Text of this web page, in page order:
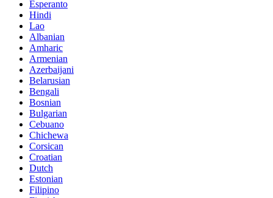
Esperanto
Hindi
Lao
Albanian
Amharic
Armenian
Azerbaijani
Belarusian
Bengali
Bosnian
Bulgarian
Cebuano
Chichewa
Corsican
Croatian
Dutch
Estonian
Filipino